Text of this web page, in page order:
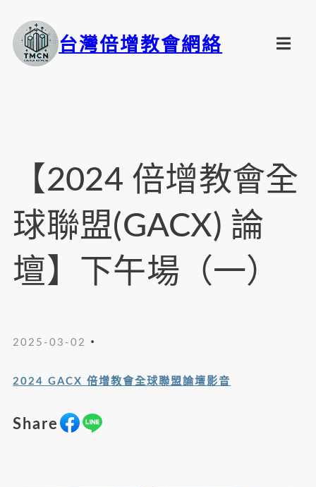
台灣倍增教會網絡
【2024 倍增教會全
球聯盟(GACX) 論
壇】下午場（一）
2025-03-02 ・
2024 GACX 倍增教會全球聯盟論壇 影音
Share